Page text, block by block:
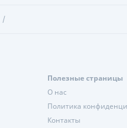
Полезные страницы
О нас
Политика
Контакты